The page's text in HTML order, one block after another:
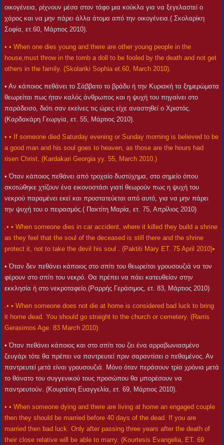
οικογένεια, ρίχνουν μέσα στον τάφο μια κούκλα για να ξεγελαστεί ο
χάρος και να μην πάρει άλλα άτομα από την οικογένεια.( Σκολαρίκη
Σοφία, ετ.60, Μάρτιος 2010).
• • When one dies young and there are other young people in the
house,must throw in the tomb a doll to be fooled by the death and not get
others in the family. (Skolariki Sophia et.60, March 2010).
• Αν κάποιος πεθάνει το Σάββατο το βράδυ ή την Κυριακή τα ξημερώματα
θεωρείται πως ήταν καλός άνθρωπος και η ψυχή του πηγαίνει στο
παράδεισο, διότι σαν εκείνες τις ώρες είχε αναστηθεί ο Χριστός.
(Καρδακάρη Γεωργία, ετ. 55, Μάρτιος 2010).
• • If someone died Saturday evening or Sunday morning is believed to be
a good man and his soul goes to heaven, as those are the hours had
risen Christ. (Kardakari Georgia yy. 55, March 2010.)
• Όταν κάποιος πεθάνει από τροχαίο δυστύχημα, στο σημείο όπου
σκοτώθηκε χτίζουν ένα εικονοστάσι γιατί θεωρούν πως η ψυχή του
νεκρού παραμένει εκεί και προστατεύεται από αυτό, για να μην πάρει
την ψυχή του ο πειρασμός.( Πακτίτη Μαρία, ετ. 75, Απρίλιος 2010)
.• • When someone dies in car accident, where it killed they build a shrine
as they feel that the soul of the deceased is still there and the shrine
protect it, not to take the devil his soul . (Paktiti Mary ET. 75 April 2010)•
• Όταν δεν πεθάνει κάποιος στο σπίτι του θεωρείται γρουσουζιά να τον
φέρουν στο σπίτι του νεκρό. Θα πρέπει να πάει κατευθείαν στην
εκκλησία ή στο νεκροταφείο.(Ραρρής Γεράσιμος, ετ. 83, Μάρτιος 2010)
.• • When someone does not die at home is considered bad luck to bring
it home dead. You should go straight to the church or cemetery. (Rarris
Gerasimos Age. 83 March 2010).
• Όταν πεθάνει κάποιος και στο σπίτι του ζει ένα αρραβωνιασμένο
ζευγάρι τότε θα πρέπει να παντρευτεί πριν σαραντίσει ο πεθαμένος. Αν
παντρευτεί μετά είναι γρουσουζιά. Μόνο όταν περάσουν τρία χρόνια μετά
το θάνατο του συγγενικού τους προσώπου θα μπορέσουν να
παντρευτούν. (Κουρτέση Ευαγγελία, ετ. 69, Μάρτιος 2010).
• • When someone dying and there are living at home an engaged couple
then they should be married before 40 days of the dead. If you are
married then bad luck. Only after passing three years after the death of
their close relative will be able to marry. (Kourtesis Evangelia, ET. 69